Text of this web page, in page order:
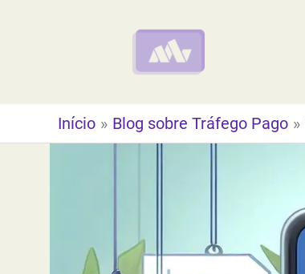
Início Blog sobre Tráfego Pago